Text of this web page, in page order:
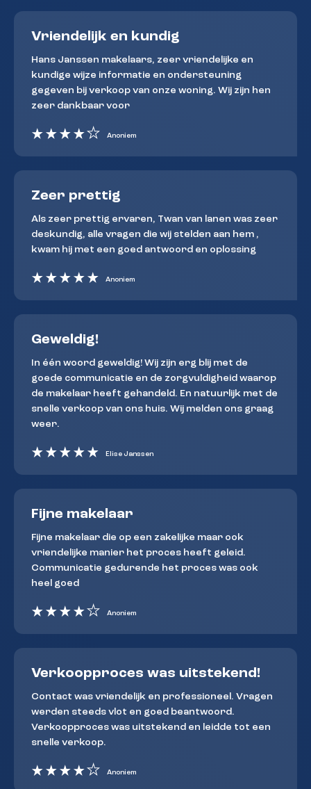
Vriendelijk en kundig
Hans Janssen makelaars, zeer vriendelijke en
kundige wijze informatie en ondersteuning
gegeven bij verkoop van onze woning. Wij zijn hen
zeer dankbaar voor
Anoniem
Zeer prettig
Als zeer prettig ervaren, Twan van lanen was zeer
deskundig, alle vragen die wij stelden aan hem ,
kwam hij met een goed antwoord en oplossing
Anoniem
Geweldig!
In één woord geweldig! Wij zijn erg blij met de
goede communicatie en de zorgvuldigheid waarop
de makelaar heeft gehandeld. En natuurlijk met de
snelle verkoop van ons huis. Wij melden ons graag
weer.
Elise Janssen
Fijne makelaar
Fijne makelaar die op een zakelijke maar ook
vriendelijke manier het proces heeft geleid.
Communicatie gedurende het proces was ook
heel goed
Anoniem
Verkoopproces was uitstekend!
Contact was vriendelijk en professioneel. Vragen
werden steeds vlot en goed beantwoord.
Verkoopproces was uitstekend en leidde tot een
snelle verkoop.
Anoniem